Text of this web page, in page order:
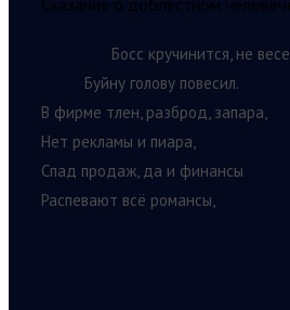
Сказание о доблестном
Босс кручинится, не
Буйну голову повесил.
В фирме тлен, разброд, запара,
Нет рекламы и пиара,
Спад продаж, да и финансы
Распевают всё романсы,